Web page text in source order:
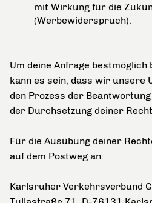
mit Wirkung für die
(Werbewiderspruch).
Um deine Anfrage bestmöglich
kann es sein, dass wir unsere
den Prozess der
der Durchsetzung deiner
Für die Ausübung deiner
auf dem Postweg an:
Karlsruher Verkehrsverbund